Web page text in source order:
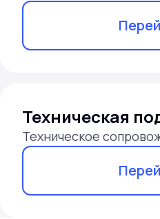
Техническая
Техническое